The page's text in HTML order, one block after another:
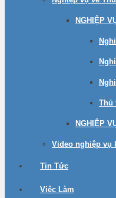
NGHIỆP
Thủ
NGHIỆP
Video nghiệp vụ
Tin Tức
Việc Làm